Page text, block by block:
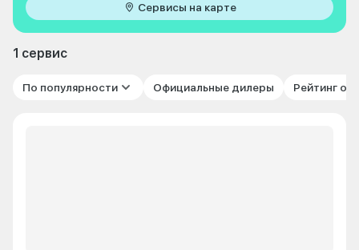
Сервисы на карте
1 сервис
По популярности Официальные дилеры Рейтинг